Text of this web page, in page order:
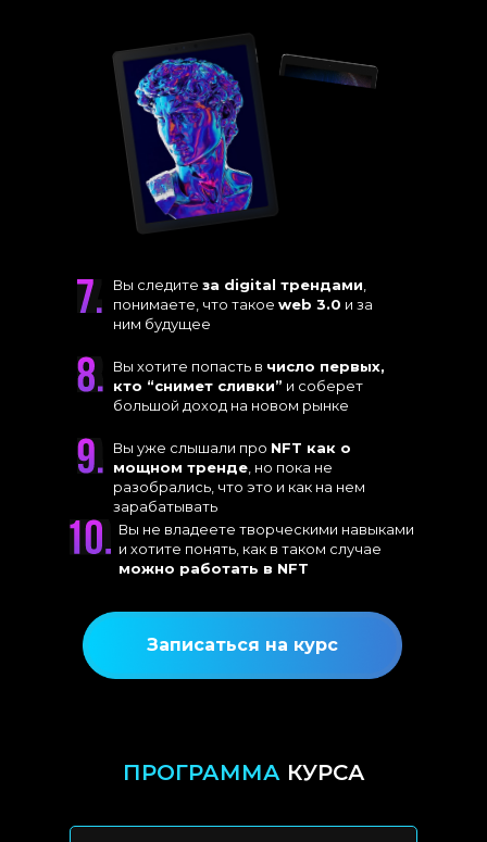
Записаться на курс
Вы следите за digital трендами
понимаете, что такое web 3.0 и за
ним будущее
Вы хотите попасть в число первых,
кто “снимет сливки” и соберет
большой доход на новом рынке
Вы уже слышали про NFT как о
мощном тренде , но пока не
разобрались, что это и как на нем
зарабатывать
Вы не владеете творческими навыками
и хотите понять, как в таком случае
можно работать в NFT
ПРОГРАММА КУРСА